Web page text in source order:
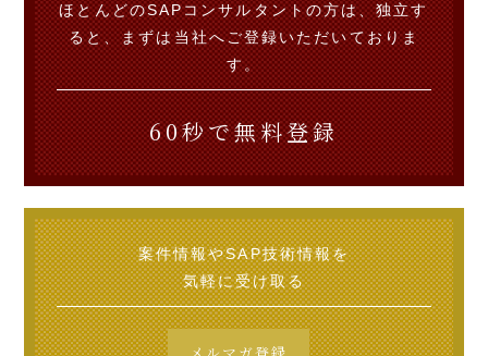
ほとんどのSAPコンサルタントの方は、独立す
ると、まずは当社へご登録いただいておりま
す。
60秒で無料登録
案件情報やSAP技術情報を
気軽に受け取る